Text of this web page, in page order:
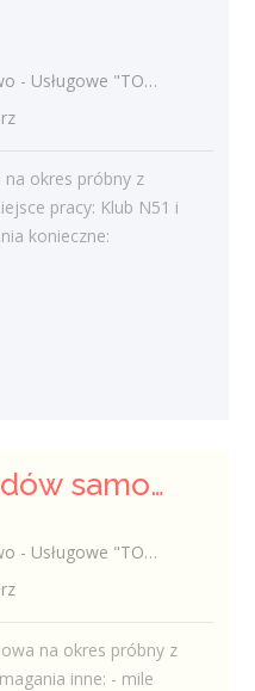
Tomasz Winiarski
okres próbny z
pracy: Klub N51 i
konieczne:
Mechanik pojazdów samochodowych (k/m)
Tomasz Winiarski
na okres próbny z
inne: - mile